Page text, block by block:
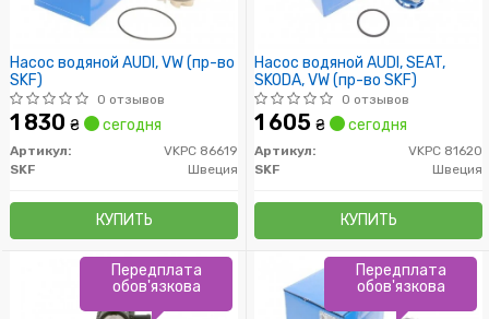
Насос водяной AUDI, VW (пр-во
SKF)
0 отзывов
1 830 ₴ сегодня
Артикул:
VKPC 86619
SKF
Швеция
КУПИТЬ
Насос водяной AUDI, SEAT,
SKODA, VW (пр-во SKF)
0 отзывов
1 605 ₴ сегодня
Артикул:
VKPC 81620
SKF
Швеция
КУПИТЬ
Передплата
обов'язкова
Передплата
обов'язкова